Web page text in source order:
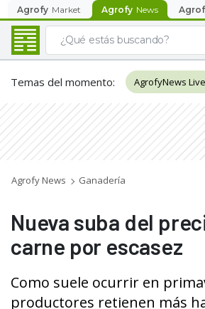
Agrofy Market Agrofy News
Temas del momento: AgrofyNews Live
Agrofy News Ganadería
Nueva suba del
carne por escasez
Como suele ocurrir en
productores retienen más